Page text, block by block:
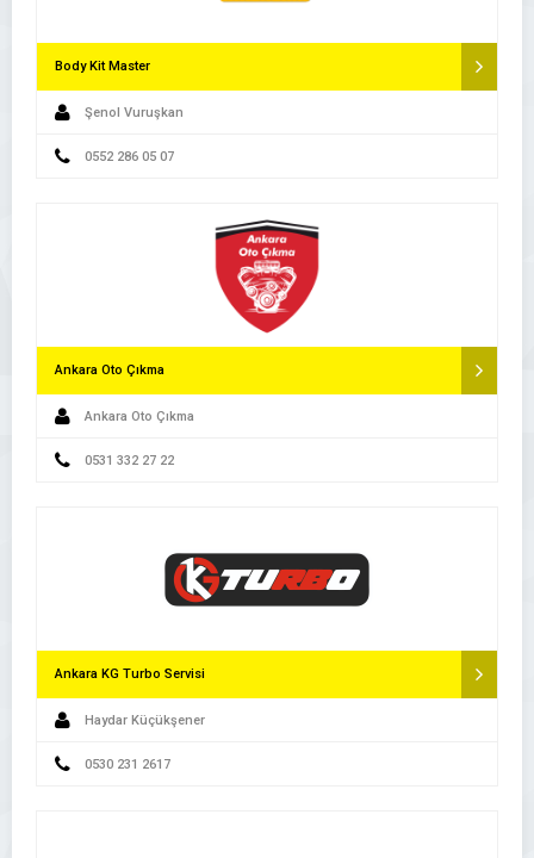
Body Kit Master
Şenol Vuruşkan
0552 286 05 07
Ankara Oto Çıkma
Ankara Oto Çıkma
0531 332 27 22
Ankara KG Turbo Servisi
Haydar Küçükşener
0530 231 2617